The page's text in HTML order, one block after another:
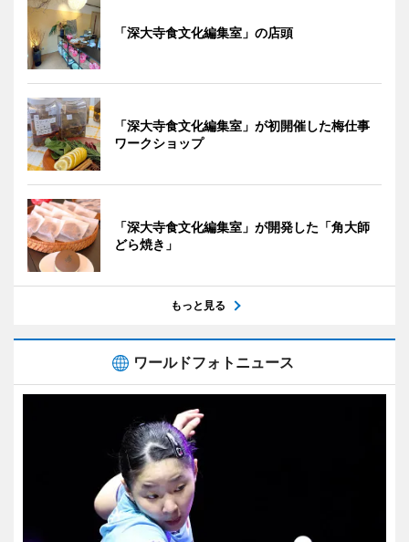
「深大寺食文化編集室」の店頭
「深大寺食文化編集室」が初開催した梅仕事
ワークショップ
「深大寺食文化編集室」が開発した「角大師
どら焼き」
もっと見る
ワールドフォトニュース